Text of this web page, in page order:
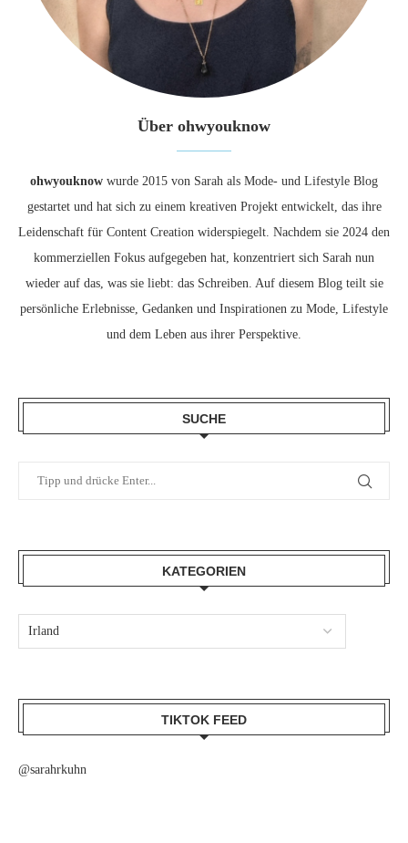
Über ohwyouknow
ohwyouknow wurde 2015 von Sarah als Mode- und Lifestyle Blog
gestartet und hat sich zu einem kreativen Projekt entwickelt, das ihre
Leidenschaft für Content Creation widerspiegelt. Nachdem sie 2024 den
kommerziellen Fokus aufgegeben hat, konzentriert sich Sarah nun
wieder auf das, was sie liebt: das Schreiben. Auf diesem Blog teilt sie
persönliche Erlebnisse, Gedanken und Inspirationen zu Mode, Lifestyle
und dem Leben aus ihrer Perspektive.
SUCHE
KATEGORIEN
TIKTOK FEED
@sarahrkuhn